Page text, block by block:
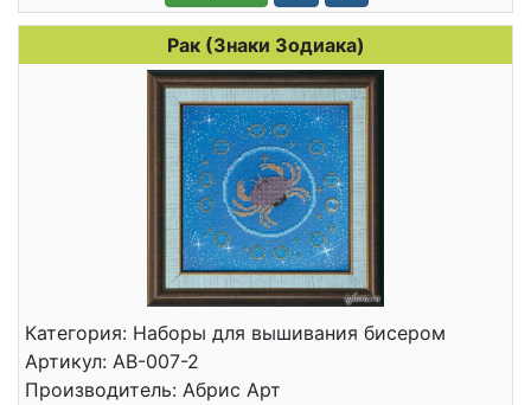
Рак (Знаки Зодиака)
Категория: Наборы для вышивания бисером
Артикул: АВ-007-2
Производитель: Абрис Арт